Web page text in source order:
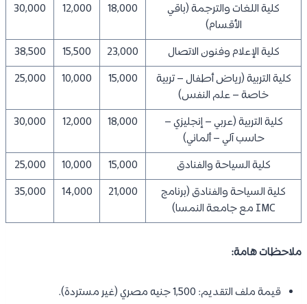
كلية اللغات والترجمة (باقي
الأقسام)
18,000
12,000
30,000
كلية الإعلام وفنون الاتصال 23,000
15,500
38,500
كلية التربية (رياض أطفال – تربية
خاصة – علم النفس)
15,000
10,000
25,000
كلية التربية (عربي – إنجليزي –
حاسب آلي – ألماني)
18,000
12,000
30,000
كلية السياحة والفنادق 15,000
10,000
25,000
كلية السياحة والفنادق (برنامج
IMC مع جامعة النمسا)
21,000
14,000
35,000
ملاحظات هامة:
قيمة ملف التقديم: 1,500 جنيه مصري (غير مستردة).